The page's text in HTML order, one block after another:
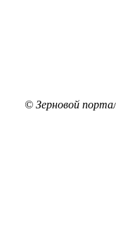
© Зерновой